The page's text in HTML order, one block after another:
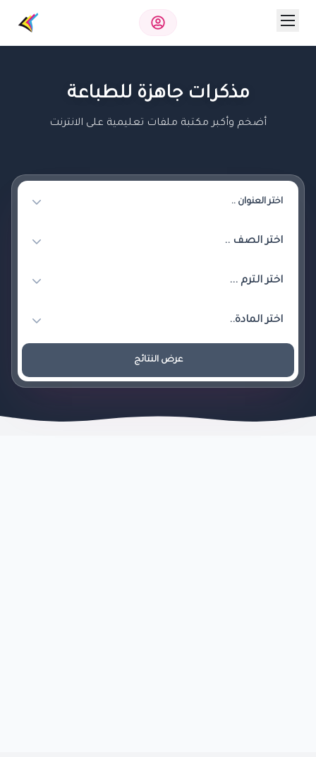
مذكرات جاهزة للطباعة
أضخم وأكبر مكتبة ملفات تعليمية على الانترنت
عرض النتائج